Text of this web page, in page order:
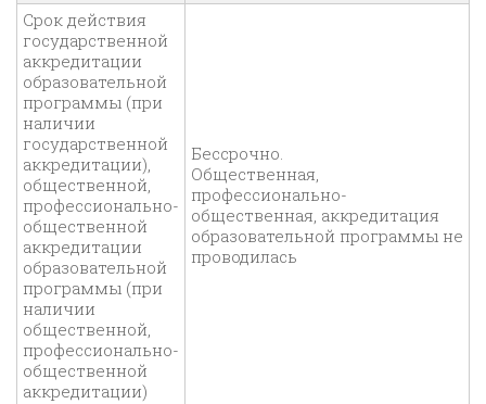
Срок действия
государственной
аккредитации
образовательной
программы (при
наличии
государственной
аккредитации),
общественной,
профессионально-
общественной
аккредитации
образовательной
программы (при
наличии
общественной,
профессионально-
общественной
аккредитации)
Бессрочно.
Общественная,
профессионально-
общественная, аккредитация
образовательной программы не
проводилась